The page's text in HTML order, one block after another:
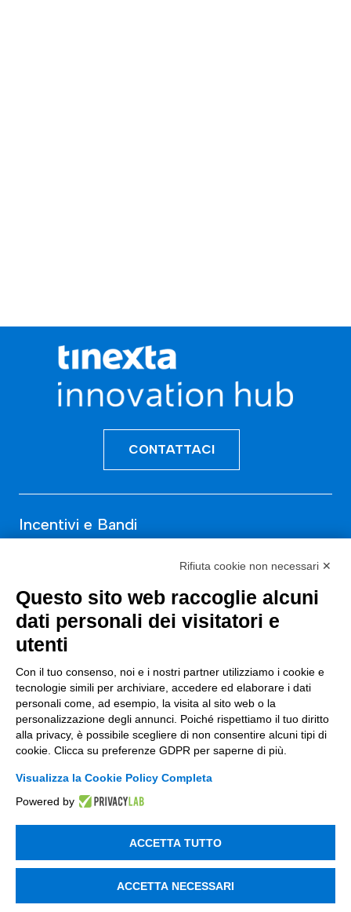
CONTATTACI
Incentivi e Bandi
Bandi
Fondi Europei
Consulenza
ESG
Finanza
Nuovi Mercati
Innovazione di prodotto e processo
Digital Marketing
Trasformazione Digitale
Compliance Normativa Integrata
Rifiuta cookie non necessari ✕
Questo sito web raccoglie alcuni
dati personali dei visitatori e
utenti
Con il tuo consenso, noi e i nostri partner utilizziamo i cookie e
tecnologie simili per archiviare, accedere ed elaborare i dati
personali come, ad esempio, la visita al sito web o la
personalizzazione degli annunci. Poiché rispettiamo il tuo diritto
alla privacy, è possibile scegliere di non consentire alcuni tipi di
cookie. Clicca su preferenze GDPR per saperne di più.
Visualizza la Cookie Policy Completa
Powered by
ACCETTA TUTTO
ACCETTA NECESSARI